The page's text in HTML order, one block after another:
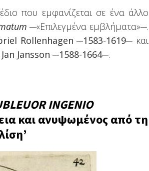
που εμφανίζεται σε ένα άλλο
─«Επιλεγμένα εμβλήματα»─.
Rollenhagen ─1583-1619─ και
Jan Jansson ─1588-1664─.
INGENIO
και ανυψωμένος από τη